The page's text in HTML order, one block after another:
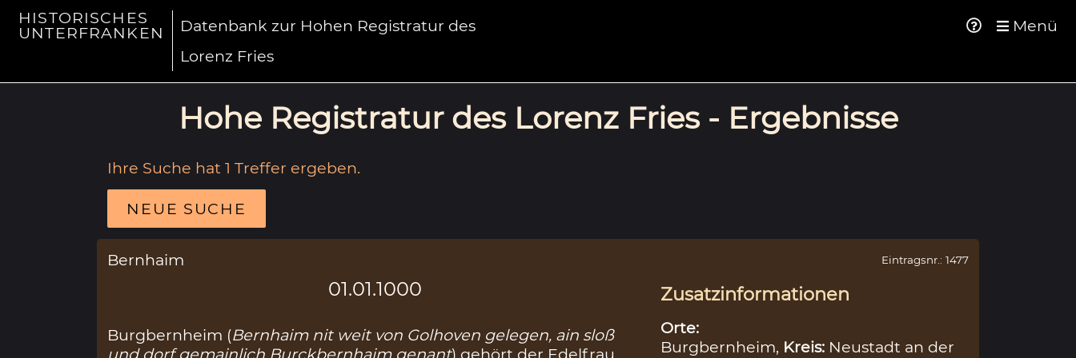
HISTORISCHES
UNTERFRANKEN
Datenbank zur Hohen Registratur des
Lorenz Fries
Menü
Hohe Registratur des Lorenz Fries - Ergebnisse
Ihre Suche hat 1 Treffer ergeben.
NEUE SUCHE
Bernhaim
01.01.1000
Burgbernheim (Bernhaim nit weit von Golhoven gelegen, ain sloß
und dorf gemainlich Burckbernhaim genant) gehört der Edelfrau
Eintragsnr.: 1477
Zusatzinformationen
Orte:
Burgbernheim, Kreis: Neustadt an der